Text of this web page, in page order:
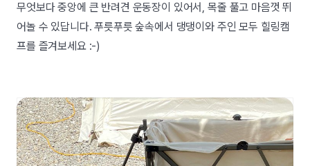
무엇보다 중앙에 큰 반려견 운동장이 있어서, 목줄 풀고 마음껏 뛰
어놀 수 있답니다. 푸릇푸릇 숲속에서 댕댕이와 주인 모두 힐링캠
프를 즐겨보세요 :-)